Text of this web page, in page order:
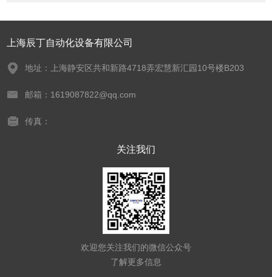
上海辰丁自动化设备有限公司
地址：上海静安区共和新路4718弄宏慧新汇园10号楼B203
邮箱：1619087822@qq.com
传真：
关注我们
欢迎您关注我们的微信公众号
了解更多信息